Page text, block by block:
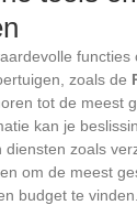
functies
zoals de
tot de meest
kan je
zoals
om de meest
budget te vinden.